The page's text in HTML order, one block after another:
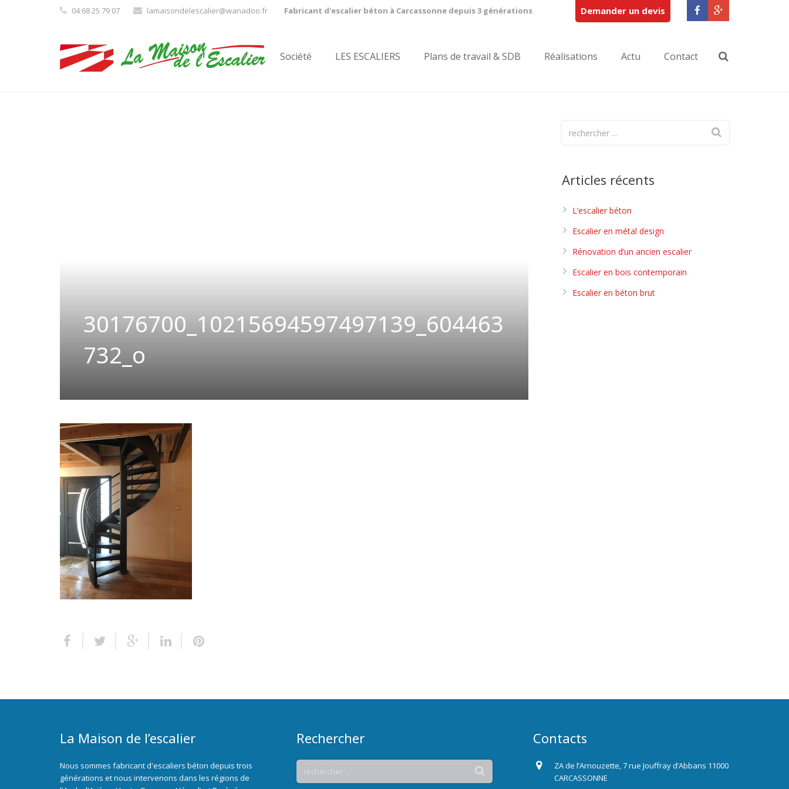
04 68 25 79 07 lamaisondelescalier@wanadoo.fr Fabricant d'escalier béton à Carcassonne depuis 3 générations Demander un devis
Société LES ESCALIERS Plans de travail & SDB Réalisations Actu Contact
30176700_10215694597497139_604463
732_o
Articles récents
L’escalier béton
Escalier en métal design
Rénovation d’un ancien escalier
Escalier en bois contemporain
Escalier en béton brut
La Maison de l’escalier
Nous sommes fabricant d'escaliers béton depuis trois
générations et nous intervenons dans les régions de
Rechercher Contacts
ZA de l’Arnouzette, 7 rue Jouffray d’Abbans 11000
CARCASSONNE